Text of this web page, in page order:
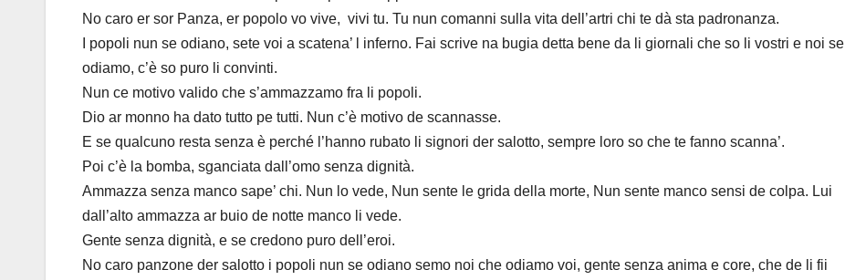
No caro er sor Panza, er popolo vo vive, vivi tu. Tu nun comanni sulla vita dell’artri chi te dà sta padronanza.
I popoli nun se odiano, sete voi a scatena’ l inferno. Fai scrive na bugia detta bene da li giornali che so li vostri e noi se
odiamo, c’è so puro li convinti.
Nun ce motivo valido che s’ammazzamo fra li popoli.
Dio ar monno ha dato tutto pe tutti. Nun c’è motivo de scannasse.
E se qualcuno resta senza è perché l’hanno rubato li signori der salotto, sempre loro so che te fanno scanna’.
Poi c’è la bomba, sganciata dall’omo senza dignità.
Ammazza senza manco sape’ chi. Nun lo vede, Nun sente le grida della morte, Nun sente manco sensi de colpa. Lui
dall’alto ammazza ar buio de notte manco li vede.
Gente senza dignità, e se credono puro dell’eroi.
No caro panzone der salotto i popoli nun se odiano semo noi che odiamo voi, gente senza anima e core, che de li fii